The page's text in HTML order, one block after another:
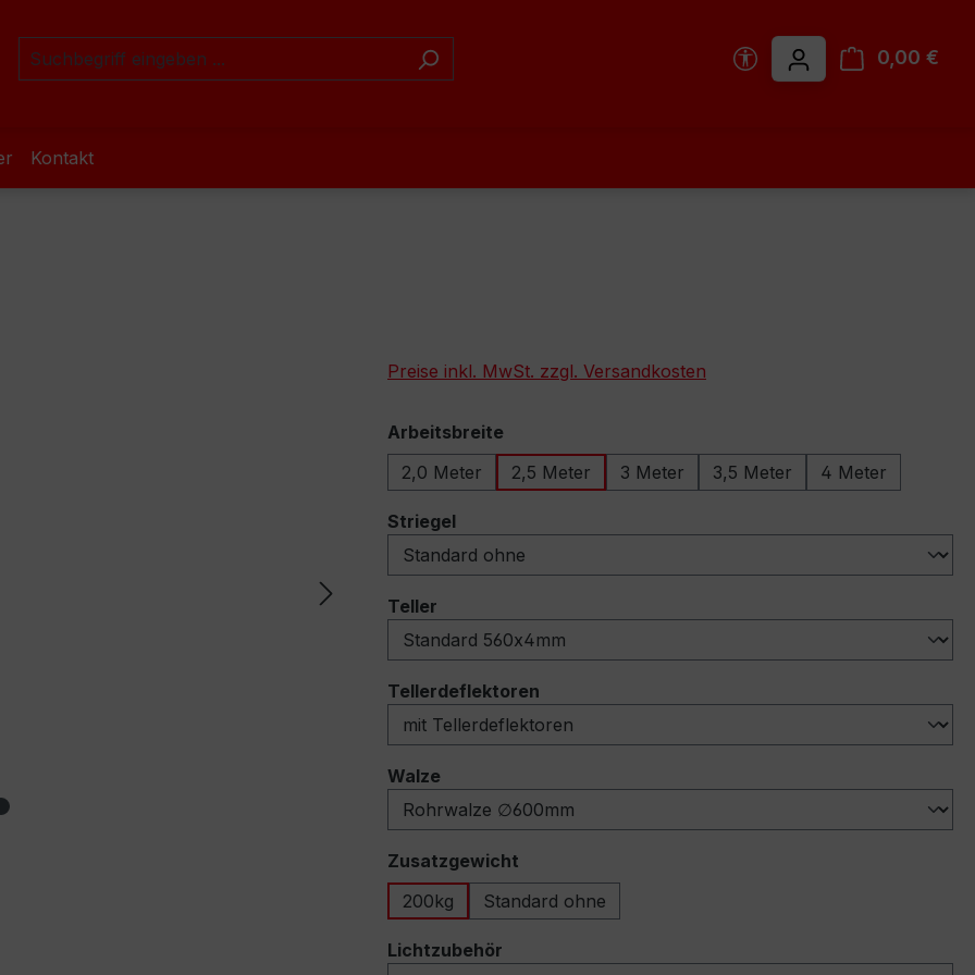
Werkzeugleiste anzeigen
0,00 €
Kontakt
Preise inkl. MwSt. zzgl. Versandkosten
Arbeitsbreiteauswählen
2,0 Meter
2,5 Meter 3 Meter 3,5 Meter 4 Meter
Striegelauswählen
Teller
Tellerdeflektoren
Walzeauswählen
Zusatzgewicht
200kg
Standard ohne
Lichtzubehör